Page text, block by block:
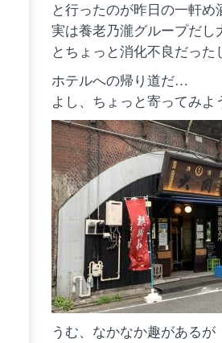
と行ったのが昨日の一軒
実は養老乃瀧グループだ
とちょっと消化不良だっ
ホテルへの帰り道だ…
よし、ちょっと寄ってみ
うむ、なかなか趣があるが